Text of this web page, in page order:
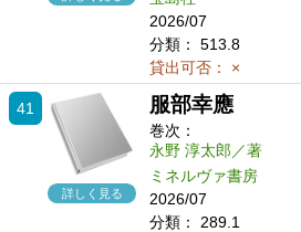
2026/07
分類：
513.8
貸出可否：
×
41
詳しく見る
服部幸應
巻次：
永野 淳太郎／著
ミネルヴァ書房
2026/07
分類：
289.1